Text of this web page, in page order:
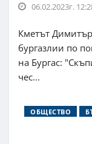
06.02.2023г.
Кметът
бургазлии по
на Бургас:
чес...
ОБЩЕСТВО